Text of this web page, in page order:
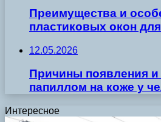
Преимущества и
пластиковых окон
12.05.2026
Причины появления
папиллом на коже у
Интересное